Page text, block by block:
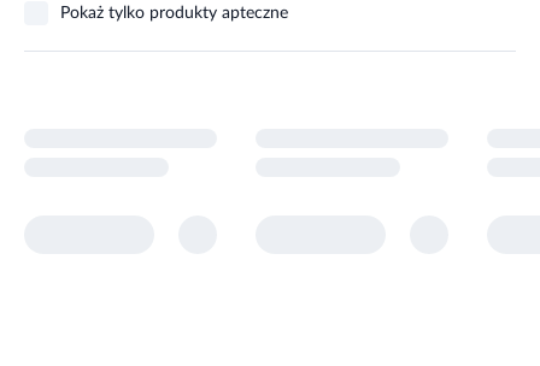
Pokaż tylko produkty apteczne